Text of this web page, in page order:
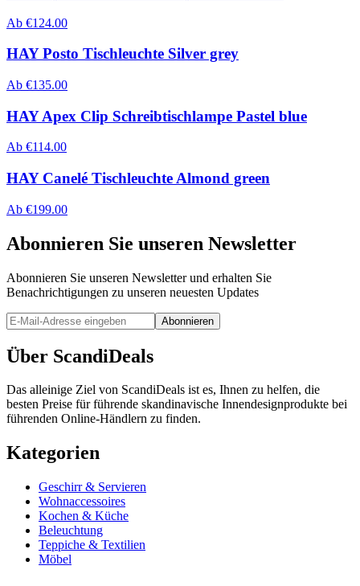
Ab €124.00
HAY Posto Tischleuchte Silver grey
Ab €135.00
HAY Apex Clip Schreibtischlampe Pastel blue
Ab €114.00
HAY Canelé Tischleuchte Almond green
Ab €199.00
Abonnieren Sie unseren Newsletter
Abonnieren Sie unseren Newsletter und erhalten Sie
Benachrichtigungen zu unseren neuesten Updates
Abonnieren
Über ScandiDeals
Das alleinige Ziel von ScandiDeals ist es, Ihnen zu helfen, die
besten Preise für führende skandinavische Innendesignprodukte bei
führenden Online-Händlern zu finden.
Kategorien
Geschirr & Servieren
Wohnaccessoires
Kochen & Küche
Beleuchtung
Teppiche & Textilien
Möbel